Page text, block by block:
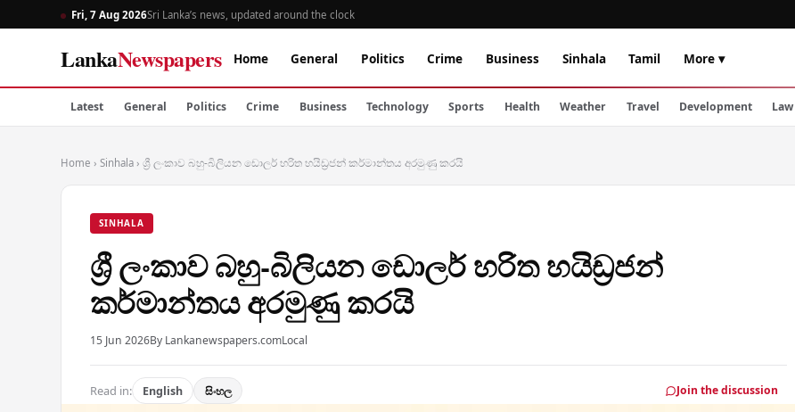
Fri, 7 Aug 2026Sri Lanka’s news, updated around the clock
LankaNewspapers Home General Politics Crime Business Sinhala Tamil More ▾
Latest General Politics Crime Business Technology Sports Health Weather Travel Development Law
Home › Sinhala › ශ්‍රී ලංකාව බහු-බිලියන ඩොලර් හරිත හයිඩ්‍රජන් කර්මාන්තය අරමුණු කරයි
SINHALA
ශ්‍රී ලංකාව බහු-බිලියන ඩොලර් හරිත හයිඩ්‍රජන්
කර්මාන්තය අරමුණු කරයි
15 Jun 2026By Lankanewspapers.comLocal
Read in: English සිංහල Join the discussion